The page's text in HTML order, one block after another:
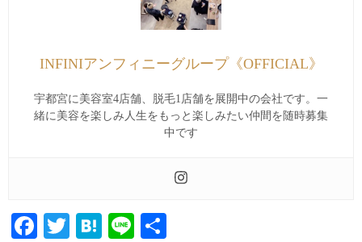
INFINIアンフィニーグループ《OFFICIAL》
宇都宮に美容室4店舗、脱毛1店舗を展開中の会社です。一
緒に美容を楽しみ人生をもっと楽しみたい仲間を随時募集
中です
Facebook
TwitterHatena
Line